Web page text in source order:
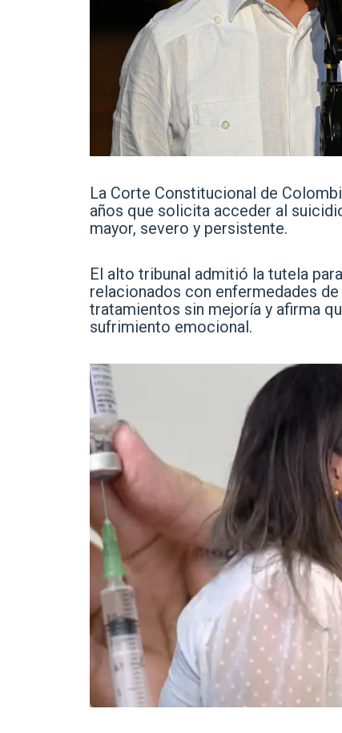
La Corte Constitucional de
años que solicita acceder al
mayor, severo y persistente.
El alto tribunal admitió la tutela
relacionados con enfermedades
tratamientos sin mejoría y afirma
sufrimiento emocional.